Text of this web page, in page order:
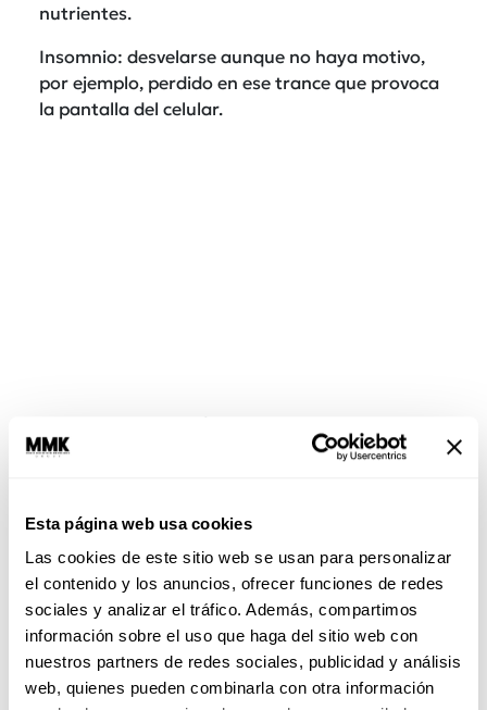
Esta página web usa cookies
Las cookies de este sitio web se usan para personalizar
el contenido y los anuncios, ofrecer funciones de redes
sociales y analizar el tráfico. Además, compartimos
información sobre el uso que haga del sitio web con
nuestros partners de redes sociales, publicidad y análisis
web, quienes pueden combinarla con otra información
nutrientes.
Insomnio: desvelarse aunque no haya motivo,
por ejemplo, perdido en ese trance que provoca
la pantalla del celular.
irritado, echando maldiciones a diestra y
matan neuronas, sobre todo si ya se te ha
hecho costumbre desquitar la frustración con
sustancias tóxicas.